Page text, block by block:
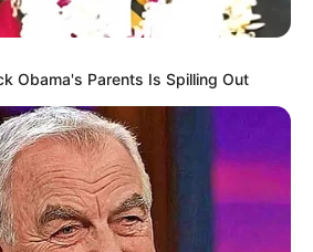
in Deutschland und deshalb
für den Ausflug und den Urlaub in
Alb
bis zur Donau reicht das bis zu
hohe Mittelgebirge, das auch als
Fränkischer Jura und
Obama's Parents Is Spilling Out